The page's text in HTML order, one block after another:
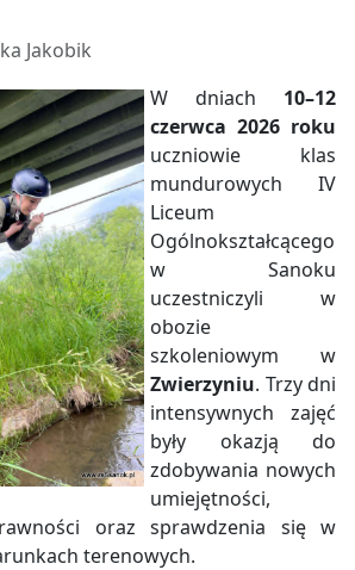
Jakobik
W dniach 10–12
czerwca 2026 roku
uczniowie klas
mundurowych IV
Liceum
Ogólnokształcącego
w Sanoku
uczestniczyli w
obozie
szkoleniowym w
Zwierzyniu. Trzy dni
intensywnych zajęć
były okazją do
zdobywania nowych
umiejętności,
oraz sprawdzenia się w
terenowych.